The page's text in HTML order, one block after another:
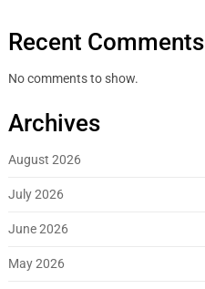
Recent Comments
No comments to show.
Archives
August 2026
July 2026
June 2026
May 2026